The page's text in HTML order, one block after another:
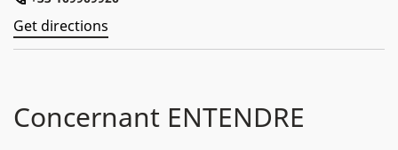
Get directions
Concernant ENTENDRE